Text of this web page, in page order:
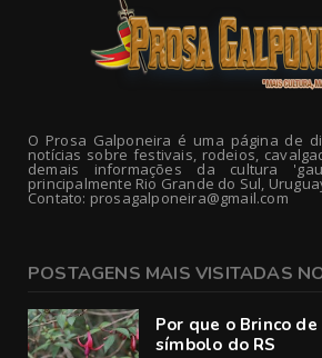
O Prosa Galponeira é uma página de
notícias sobre festivais, rodeios,
demais informações da cultura
principalmente Rio Grande do Sul,
Contato: prosagalponeira@gmail.com
POSTAGENS MAIS VISITADAS
Por que o Brinco
símbolo do RS